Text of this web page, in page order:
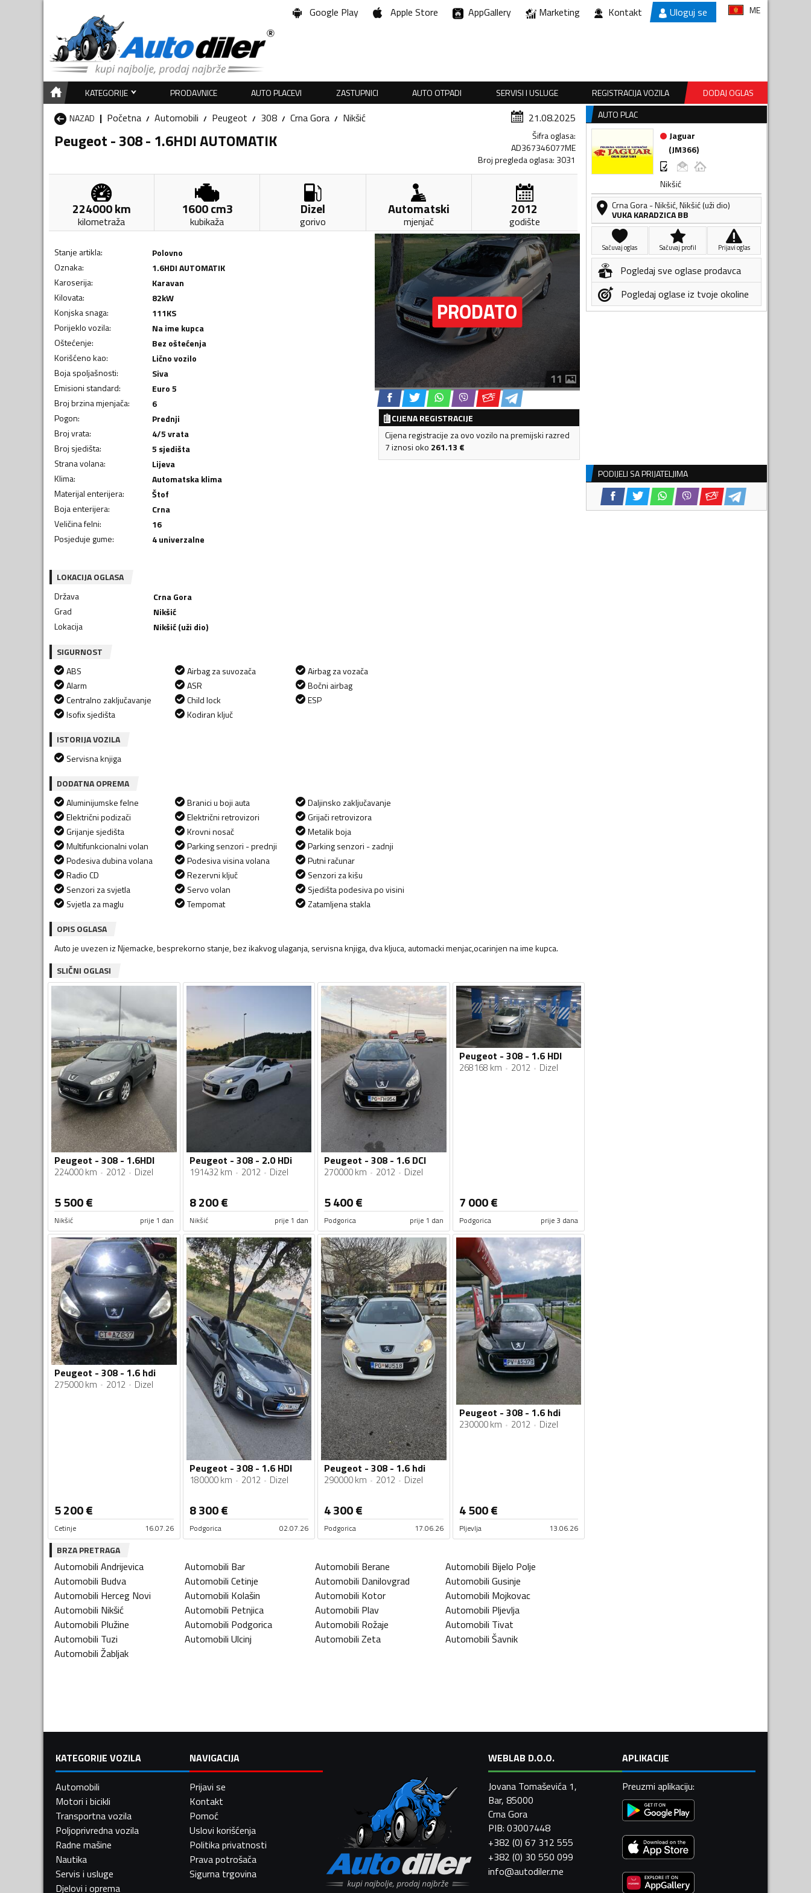
Google Play Apple Store AppGallery Marketing Kontakt Uloguj se ME
KATEGORIJE PRODAVNICE AUTO PLACEVI ZASTUPNICI AUTO OTPADI SERVISI I USLUGE REGISTRACIJA VOZILA
DODAJ OGLAS
NAZAD
Početna Automobili Peugeot 308 Crna Gora Nikšić 21.08.2025
Peugeot - 308 - 1.6HDI AUTOMATIK Šifra oglasa:
AD367346077ME
Broj pregleda oglasa: 3031
224000km
kilometraža
1600cm3
kubikaža
Dizel
gorivo
Automatski
mjenjač
2012
godište
Stanje artikla:
Polovno
Oznaka:
1.6HDI AUTOMATIK
Karoserija:
Karavan
Kilovata: 82kW
Konjska snaga: 111KS
Porijeklo vozila:
Na ime kupca
Oštećenje:
Bez oštećenja
Korišćeno kao:
Lično vozilo
Boja spoljašnosti:
Siva
Emisioni standard:
Euro 5
Broj brzina mjenjača:
6
Pogon:
Prednji
Broj vrata:
4/5 vrata
Broj sjedišta:
5 sjedišta
Strana volana:
Lijeva
Klima:
Automatska klima
Materijal enterijera:
Štof
Boja enterijera:
Crna
Veličina felni:
16
Posjeduje gume: 4 univerzalne
11
CIJENA REGISTRACIJE
Cijena registracije za ovo vozilo na premijski razred
7 iznosi oko 261.13 €
LOKACIJA OGLASA
Država
Crna Gora
Grad
Nikšić
Lokacija
Nikšić (uži dio)
SIGURNOST
ABS
Alarm
Centralno zaključavanje
Isofix sjedišta
Airbag za suvozača
ASR
Child lock
Kodiran ključ
Airbag za vozača
Bočni airbag
ESP
ISTORIJA VOZILA
Servisna knjiga
DODATNA OPREMA
Aluminijumske felne
Električni podizači
Grijanje sjedišta
Multifunkcionalni volan
Podesiva dubina volana
Radio CD
Senzori za svjetla
Svjetla za maglu
Branici u boji auta
Električni retrovizori
Krovni nosač
Parking senzori - prednji
Podesiva visina volana
Rezervni ključ
Servo volan
Tempomat
Daljinsko zaključavanje
Grijači retrovizora
Metalik boja
Parking senzori - zadnji
Putni računar
Senzori za kišu
Sjedišta podesiva po visini
Zatamljena stakla
OPIS OGLASA
Auto je uvezen iz Njemacke, besprekorno stanje, bez ikakvog ulaganja, servisna knjiga, dva kljuca, automacki menjac,ocarinjen na ime kupca.
SLIČNI OGLASI
Peugeot - 308 - 1.6HDI
224000 km 2012 Dizel
5 500€
Nikšić prije 1 dan
Peugeot - 308 - 2.0 HDi
191432 km 2012 Dizel
8 200€
Nikšić prije 1 dan
Peugeot - 308 - 1.6 DCI
270000 km 2012 Dizel
5 400€
Podgorica prije 1 dan
Peugeot - 308 - 1.6 HDI
268168 km 2012 Dizel
7 000€
Podgorica prije 3 dana
Peugeot - 308 - 1.6 hdi
275000 km 2012 Dizel
5 200€
Cetinje 16.07.26
Peugeot - 308 - 1.6 HDI
180000 km 2012 Dizel
8 300€
Podgorica 02.07.26
Peugeot - 308 - 1.6 hdi
290000 km 2012 Dizel
4 300€
Podgorica 17.06.26
Peugeot - 308 - 1.6 hdi
230000 km 2012 Dizel
4 500€
Pljevlja 13.06.26
BRZA PRETRAGA
Automobili Andrijevica Automobili Bar Automobili Berane Automobili Bijelo Polje
Automobili Budva Automobili Cetinje Automobili Danilovgrad Automobili Gusinje
Automobili Herceg Novi Automobili Kolašin Automobili Kotor Automobili Mojkovac
Automobili Nikšić Automobili Petnjica Automobili Plav Automobili Pljevlja
Automobili Plužine Automobili Podgorica Automobili Rožaje Automobili Tivat
Automobili Tuzi Automobili Ulcinj Automobili Zeta Automobili Šavnik
Automobili Žabljak
AUTO PLAC
Jaguar
(JM366)
Nikšić
Crna Gora-Nikšić,Nikšić (uži dio)
VUKA KARADZICA BB
Sačuvaj oglas Sačuvaj profil Prijavi oglas
Pogledaj sve oglase prodavca
Pogledaj oglase iz tvoje okoline
PODIJELI SA PRIJATELJIMA
KATEGORIJE VOZILA
Automobili
Motori i bicikli
Transportna vozila
Poljoprivredna vozila
Radne mašine
Nautika
Servis i usluge
Djelovi i oprema
NAVIGACIJA
Prijavi se
Kontakt
Pomoć
Uslovi korišćenja
Politika privatnosti
Prava potrošača
Sigurna trgovina
WEBLAB D.O.O.
Jovana Tomaševića 1,
Bar, 85000
Crna Gora
PIB: 03007448
+382 (0) 67 312 555
+382 (0) 30 550 099
info@autodiler.me
APLIKACIJE
Preuzmi aplikaciju: